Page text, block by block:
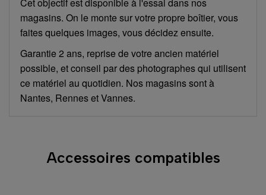
magasins. On le monte sur votre propre boîtier, vous
faites quelques images, vous décidez ensuite.
Garantie 2 ans, reprise de votre ancien matériel
possible, et conseil par des photographes qui utilisent
ce matériel au quotidien. Nos magasins sont à
Nantes, Rennes et Vannes.
Accessoires compatibles